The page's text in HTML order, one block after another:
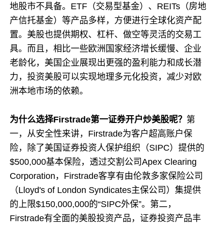
地股市不具备。ETF（交易型基金）、REITs（房地
产信托基金）等产品多样，方便进行全球化资产配
置。美股也提供期权、杠杆、做空等灵活的交易工
具。而且，相比一些欧洲国家经济增长缓慢、企业
老龄化，美国企业展现出更强的盈利能力和成长潜
力，投资美股可以实现地理多元化投资，减少对欧
洲本地市场的依赖。
为什么选择Firstrade第一证券开户炒美股呢？ 第
一，从安全性来讲，Firstrade为客户超高账户保
险，除了美国证券投资人保护组织（SIPC）提供的
$500,000基本保险，透过交割公司Apex Clearing
Corporation，Firstrade客享有由伦敦多家保险公司
（Lloyd's of London Syndicates主保公司）集提供
的上限$150,000,000的“SIPC外保”。第二，
Firstrade有全面的美股投资产品，证券投资产品丰